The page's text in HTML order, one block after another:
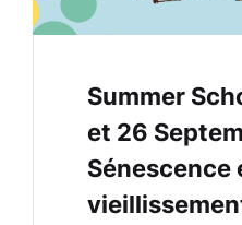
Summer
et 26
Sénescence